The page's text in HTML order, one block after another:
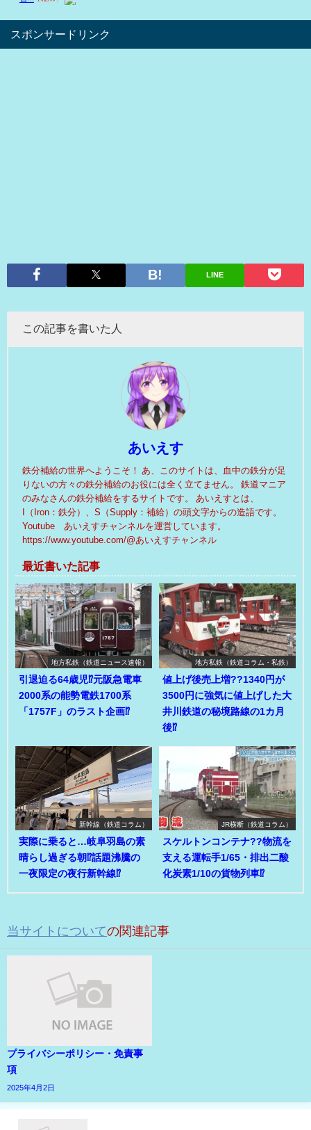
スポンサードリンク
LINE
この記事を書いた人
あいえす
鉄分補給の世界へようこそ！ あ、このサイトは、血中の鉄分が足
りないの方々の鉄分補給のお役には全く立てません。 鉄道マニア
のみなさんの鉄分補給をするサイトです。 あいえすとは、
I（Iron：鉄分）、S（Supply：補給）の頭文字からの造語です。
Youtube あいえすチャンネルを運営しています。
https://www.youtube.com/@あいえすチャンネル
最近書いた記事
地方私鉄（鉄道ニュース速報）
引退迫る64歳児⁉元阪急電車
2000系の能勢電鉄1700系
「1757F」のラスト企画⁉
地方私鉄（鉄道コラム・私鉄）
値上げ後売上増??1340円が
3500円に強気に値上げした大
井川鉄道の秘境路線の1カ月
後⁉
新幹線（鉄道コラム）
実際に乗ると…岐阜羽島の素
晴らし過ぎる朝⁉話題沸騰の
一夜限定の夜行新幹線⁉
JR横断（鉄道コラム）
スケルトンコンテナ??物流を
支える運転手1/65・排出二酸
化炭素1/10の貨物列車⁉
当サイトについての関連記事
プライバシーポリシー・免責事
項
2025年4月2日